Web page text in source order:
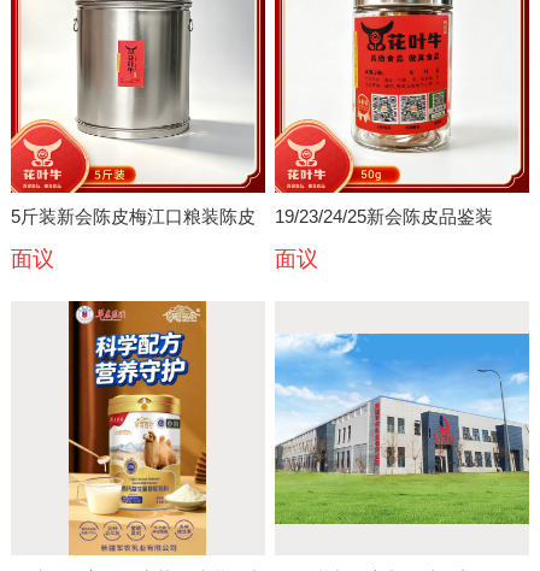
5斤装新会陈皮梅江口粮装陈皮
够喝一年
面议
19/23/24/25新会陈皮品鉴装
面议